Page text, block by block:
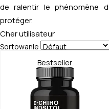
de ralentir le phénomène
protéger.
Cher utilisateur
Sortowanie
Bestseller